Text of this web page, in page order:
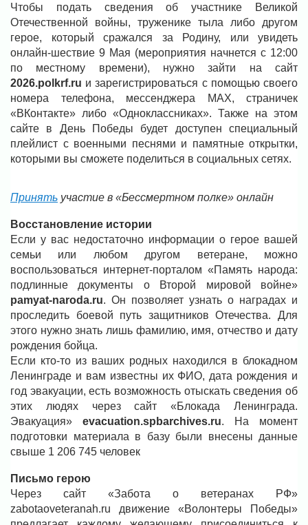
Чтобы подать сведения об участнике Великой
Отечественной войны, труженике тыла либо другом
герое, который сражался за Родину, или увидеть
онлайн-шествие 9 Мая (мероприятия начнется с 12:00
по местному времени), нужно зайти на сайт
2026.polkrf.ru и зарегистрироваться с помощью своего
номера телефона, мессенджера МАХ, страничек
«ВКонтакте» либо «Одноклассниках». Также на этом
сайте в День Победы будет доступен специальный
плейлист с военными песнями и памятные открытки,
которыми вы сможете поделиться в социальных сетях.
Принять участие в «Бессмертном полке» онлайн
Восстановление истории
Если у вас недостаточно информации о герое вашей
семьи или любом другом ветеране, можно
воспользоваться интернет-порталом «Память народа:
подлинные документы о Второй мировой войне»
pamyat-naroda.ru. Он позволяет узнать о наградах и
проследить боевой путь защитников Отечества. Для
этого нужно знать лишь фамилию, имя, отчество и дату
рождения бойца.
Если кто-то из ваших родных находился в блокадном
Ленинграде и вам известны их ФИО, дата рождения и
год эвакуации, есть возможность отыскать сведения об
этих людях через сайт «Блокада Ленинграда.
Эвакуация» evacuation.spbarchives.ru. На момент
подготовки материала в базу были внесены данные
свыше 1 206 745 человек
Письмо герою
Через сайт «Забота о ветеранах РФ»
zabotaoveteranah.ru движение «Волонтеры Победы»